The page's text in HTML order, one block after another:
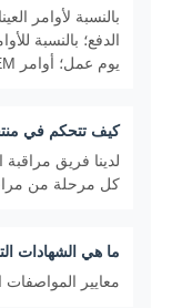
بالنسبة لأوامر
يوم عمل؛ أوامر OEM و ODM في غضون 25 يوم عمل.
كيف تتحكم في
لدينا فريق
كل مرحلة من
ما هي الشهادات
معايير المواصفات